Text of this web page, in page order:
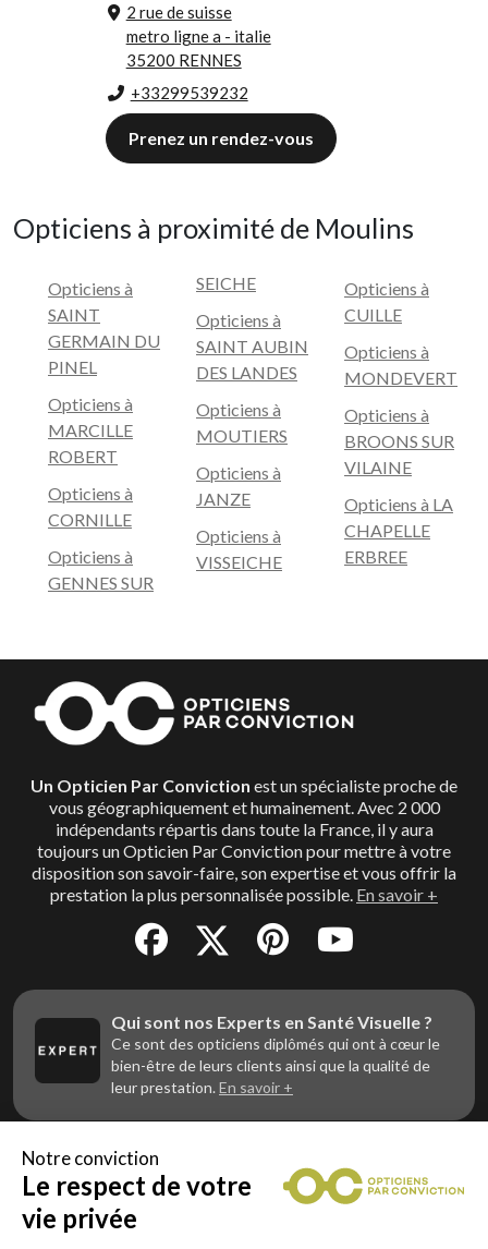
2 rue de suisse
metro ligne a - italie
35200 RENNES
+33299539232
Prenez un rendez-vous
Opticiens à proximité de Moulins
Opticiens à
SAINT
GERMAIN DU
PINEL
Opticiens à
MARCILLE
ROBERT
Opticiens à
CORNILLE
Opticiens à
GENNES SUR
SEICHE
Opticiens à
SAINT AUBIN
DES LANDES
Opticiens à
MOUTIERS
Opticiens à
JANZE
Opticiens à
VISSEICHE
Opticiens à
CUILLE
Opticiens à
MONDEVERT
Opticiens à
BROONS SUR
VILAINE
Opticiens à LA
CHAPELLE
ERBREE
Un Opticien Par Conviction est un spécialiste proche de
vous géographiquement et humainement. Avec 2 000
indépendants répartis dans toute la France, il y aura
toujours un Opticien Par Conviction pour mettre à votre
disposition son savoir-faire, son expertise et vous offrir la
prestation la plus personnalisée possible. En savoir +
Qui sont nos Experts en Santé Visuelle ?
Ce sont des opticiens diplômés qui ont à cœur le
bien-être de leurs clients ainsi que la qualité de
leur prestation. En savoir +
Vous êtes un professionnel de la vue et
vous souhaitez nous rejoindre ?
Contactez Alliance Optic, la centrale d’achats et
Notre conviction
Le respect de votre
vie privée